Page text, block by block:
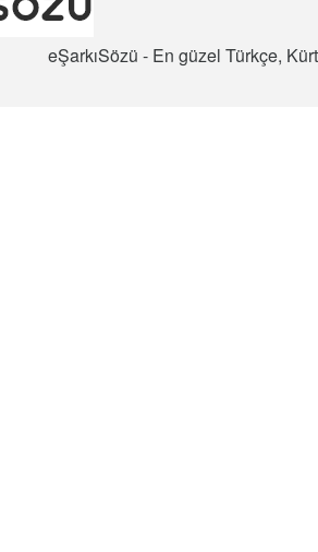
eŞarkıSözü - En güzel Türkçe,